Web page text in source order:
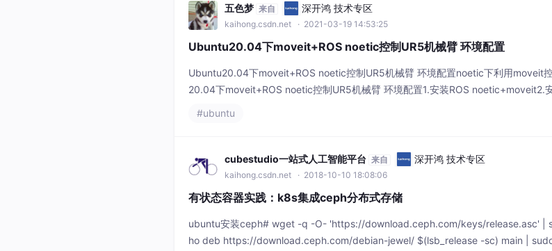
五色梦 来自 深开鸿 技术专区
kaihong.csdn.net · 2021-03-19 14:53:25
Ubuntu20.04下moveit+ROS noetic控制UR5机械臂 环境配置
Ubuntu20.04下moveit+ROS noetic控制UR5机械臂 环境配置noetic下利用moveit
20.04下moveit+ROS noetic控制UR5机械臂 环境配置1.安装ROS noetic+moveit2.
#ubuntu
cubestudio一站式人工智能平台 来自 深开鸿 技术专区
kaihong.csdn.net · 2018-10-10 18:08:06
有状态容器实践：k8s集成ceph分布式存储
ubuntu安装ceph# wget -q -O- 'https://download.ceph.com/keys/release.asc' |
ho deb https://download.ceph.com/debian-jewel/ $(lsb_release -sc) main |